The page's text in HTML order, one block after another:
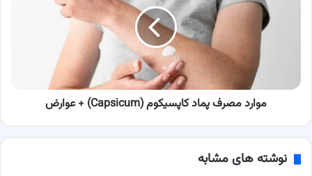
کاپسیکوم
موارد مصرف پماد کاپسیکوم (Capsicum) + عوارض
نوشته های مشابه